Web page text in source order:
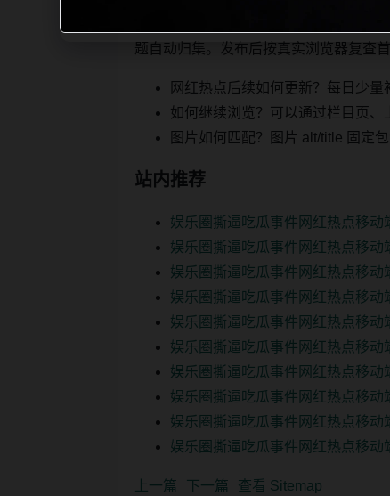
栏目继续浏览。同站连续更新时避免
题自动归集。发布后按真实浏览器复查
网红热点后续如何更新？每日少
如何继续浏览？可以通过栏目页、
图片如何匹配？图片 alt/title 固定
站内推荐
娱乐圈撕逼吃瓜事件网红热点移动
娱乐圈撕逼吃瓜事件网红热点移动
娱乐圈撕逼吃瓜事件网红热点移动
娱乐圈撕逼吃瓜事件网红热点移动
娱乐圈撕逼吃瓜事件网红热点移动
娱乐圈撕逼吃瓜事件网红热点移动
娱乐圈撕逼吃瓜事件网红热点移动
娱乐圈撕逼吃瓜事件网红热点移动
娱乐圈撕逼吃瓜事件网红热点移动
娱乐圈撕逼吃瓜事件网红热点移动
上一篇 下一篇 查看 Sitemap